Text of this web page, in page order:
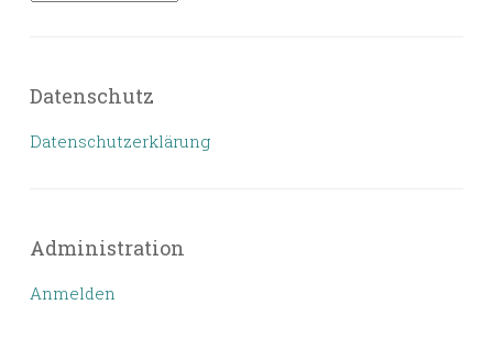
Datenschutz
Datenschutzerklärung
Administration
Anmelden